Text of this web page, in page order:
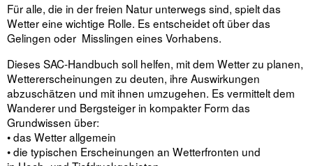
Für alle, die in der freien Natur unterwegs sind, spielt das
Wetter eine wichtige Rolle. Es entscheidet oft über das
Gelingen oder Misslingen eines Vorhabens.
Dieses SAC-Handbuch soll helfen, mit dem Wetter zu planen,
Wettererscheinungen zu deuten, ihre Auswirkungen
abzuschätzen und mit ihnen umzugehen. Es vermittelt dem
Wanderer und Bergsteiger in kompakter Form das
Grundwissen über:
• das Wetter allgemein
• die typischen Erscheinungen an Wetterfronten und